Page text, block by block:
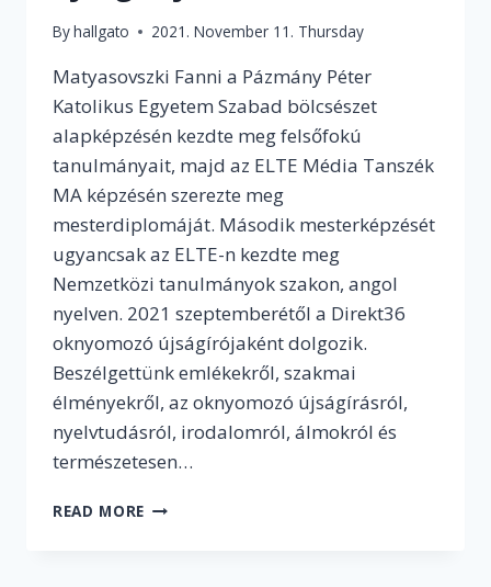
Byhallgato 2021. November 11. Thursday
Matyasovszki Fanni a Pázmány Péter
Katolikus Egyetem Szabad bölcsészet
alapképzésén kezdte meg felsőfokú
tanulmányait, majd az ELTE Média Tanszék
MA képzésén szerezte meg
mesterdiplomáját. Második mesterképzését
ugyancsak az ELTE-n kezdte meg
Nemzetközi tanulmányok szakon, angol
nyelven. 2021 szeptemberétől a Direkt36
oknyomozó újságírójaként dolgozik.
Beszélgettünk emlékekről, szakmai
élményekről, az oknyomozó újságírásról,
nyelvtudásról, irodalomról, álmokról és
természetesen…
READ MORE „ÉLETEM